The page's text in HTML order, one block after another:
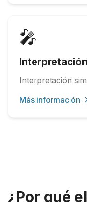
🎤
Interpretación
Interpretación
Más información
¿Por qué